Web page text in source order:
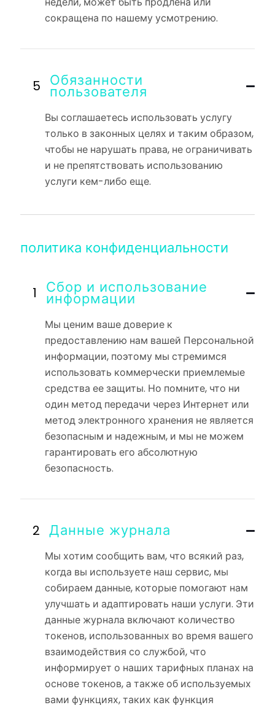
сокращена по нашему усмотрению.
Обязанности
пользователя
Вы соглашаетесь использовать услугу
только в законных целях и таким образом,
чтобы не нарушать права, не ограничивать
и не препятствовать использованию
услуги кем-либо еще.
политика конфиденциальности
Сбор и использование
информации
Мы ценим ваше доверие к
предоставлению нам вашей Персональной
информации, поэтому мы стремимся
использовать коммерчески приемлемые
средства ее защиты. Но помните, что ни
один метод передачи через Интернет или
метод электронного хранения не является
безопасным и надежным, и мы не можем
гарантировать его абсолютную
безопасность.
Данные журнала
Мы хотим сообщить вам, что всякий раз,
когда вы используете наш сервис, мы
собираем данные, которые помогают нам
улучшать и адаптировать наши услуги. Эти
данные журнала включают количество
токенов, использованных во время вашего
взаимодействия со службой, что
информирует о наших тарифных планах на
основе токенов, а также об используемых
вами функциях, таких как функция